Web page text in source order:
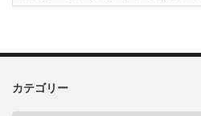
カテゴリー